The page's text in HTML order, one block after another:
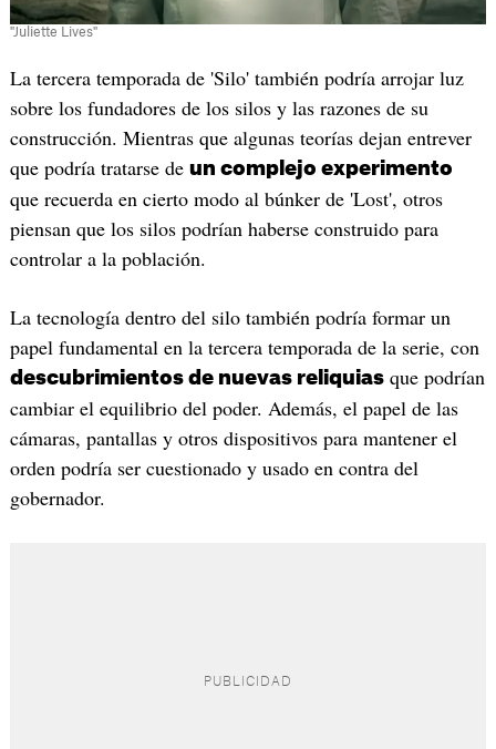
"Juliette Lives"
La tercera temporada de 'Silo' también podría arrojar luz
sobre los fundadores de los silos y las razones de su
construcción. Mientras que algunas teorías dejan entrever
que podría tratarse de un complejo experimento
que recuerda en cierto modo al búnker de 'Lost', otros
piensan que los silos podrían haberse construido para
controlar a la población.
La tecnología dentro del silo también podría formar un
papel fundamental en la tercera temporada de la serie, con
descubrimientos de nuevas reliquiasque podrían
cambiar el equilibrio del poder. Además, el papel de las
cámaras, pantallas y otros dispositivos para mantener el
orden podría ser cuestionado y usado en contra del
gobernador.